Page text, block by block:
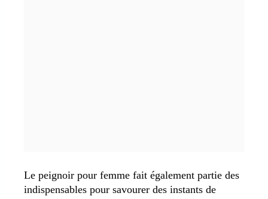
Le peignoir pour femme fait également partie des
indispensables pour savourer des instants de